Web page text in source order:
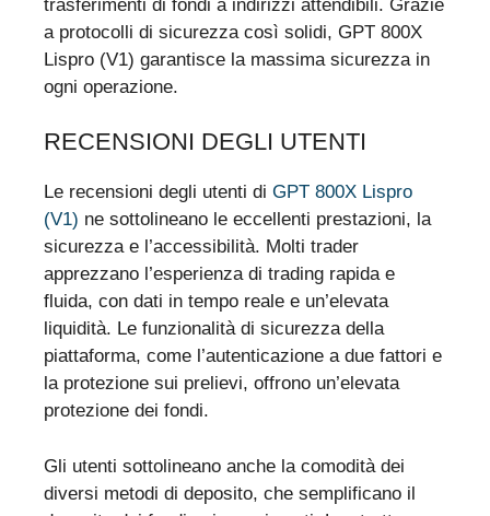
trasferimenti di fondi a indirizzi attendibili. Grazie
a protocolli di sicurezza così solidi, GPT 800X
Lispro (V1) garantisce la massima sicurezza in
ogni operazione.
RECENSIONI DEGLI UTENTI
Le recensioni degli utenti di GPT 800X Lispro
(V1) ne sottolineano le eccellenti prestazioni, la
sicurezza e l’accessibilità. Molti trader
apprezzano l’esperienza di trading rapida e
fluida, con dati in tempo reale e un’elevata
liquidità. Le funzionalità di sicurezza della
piattaforma, come l’autenticazione a due fattori e
la protezione sui prelievi, offrono un’elevata
protezione dei fondi.
Gli utenti sottolineano anche la comodità dei
diversi metodi di deposito, che semplificano il